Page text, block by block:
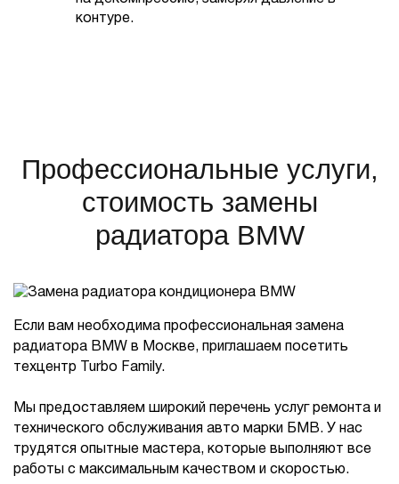
контуре.
Профессиональные услуги,
стоимость замены
радиатора BMW
Если вам необходима профессиональная замена
радиатора BMW в Москве, приглашаем посетить
техцентр Turbo Family.
Мы предоставляем широкий перечень услуг ремонта и
технического обслуживания авто марки БМВ. У нас
трудятся опытные мастера, которые выполняют все
работы с максимальным качеством и скоростью.